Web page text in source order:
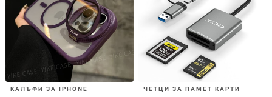
КАЛЪФИ ЗА IPHONE ЧЕТЦИ ЗА ПАМЕТ КАРТИ